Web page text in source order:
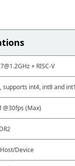
+ RISC-V
supports int4, int8 and
@30fps (Max)
Device